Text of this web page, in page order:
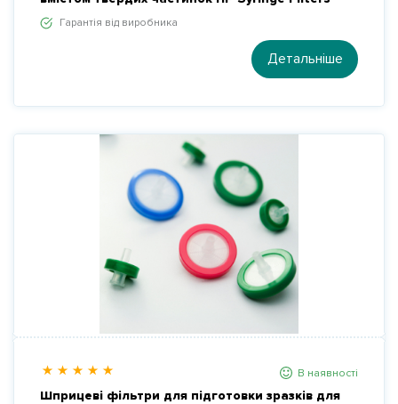
Гарантія від виробника
Детальніше
В наявності
Шприцеві фільтри для підготовки зразків для